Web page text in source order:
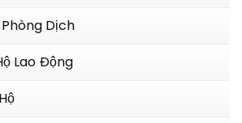
Dịch
Lao Động